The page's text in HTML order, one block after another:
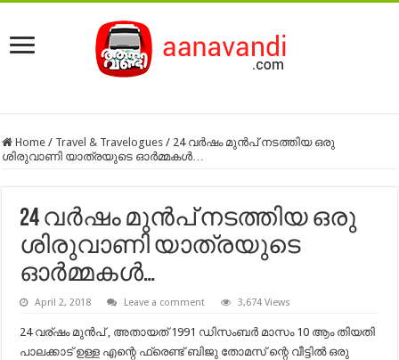
Home / Travel & Travelogues / 24 വര്‍ഷം മുന്‍പ് നടത്തിയ ഒരു
ശിരുവാണി യാത്രയുടെ ഓര്‍മ്മകള്‍…
24 വര്‍ഷം മുന്‍പ് നടത്തിയ ഒരു
ശിരുവാണി യാത്രയുടെ
ഓര്‍മ്മകള്‍…
April 2, 2018 Leave a comment 3,674 Views
24 വര്ഷം മുൻപ് , അതായത് 1991 ഡിസംബർ മാസം 10 ആം തിയതി
പാലക്കാട്‌ ഉള്ള എന്റെ ഫ്രെണ്ട് ബിജു തോമസ്‌ ന്റെ വീട്ടിൽ ഒരു